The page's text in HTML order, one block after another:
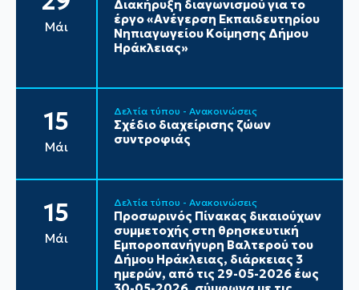
Μάι
Διακήρυξη διαγωνισμού για το
έργο «Ανέγερση Εκπαιδευτηρίου
Νηπιαγωγείου Κοίμησης Δήμου
Ηράκλειας»
15
Μάι
Δελτία τύπου - Ανακοινώσεις
Σχέδιο διαχείρισης ζώων
συντροφιάς
15
Μάι
Δελτία τύπου - Ανακοινώσεις
Προσωρινός Πίνακας δικαιούχων
συμμετοχής στη θρησκευτική
Εμποροπανήγυρη Βαλτερού του
Δήμου Ηράκλειας, διάρκειας 3
ημερών, από τις 29-05-2026 έως